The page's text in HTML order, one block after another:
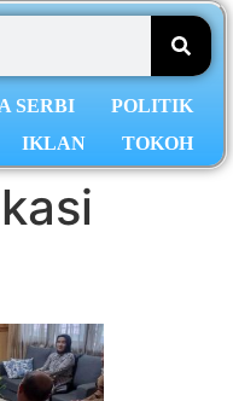
SERBI
POLITIK
IKLAN TOKOH